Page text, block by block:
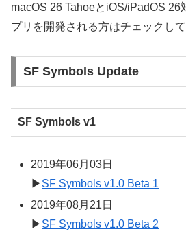
macOS 26 TahoeとiOS/iPadOS 26
プリを開発される方はチェックして
SF Symbols Update
SF Symbols v1
2019年06月03日
▶ SF Symbols v1.0 Beta 1
2019年08月21日
▶ SF Symbols v1.0 Beta 2